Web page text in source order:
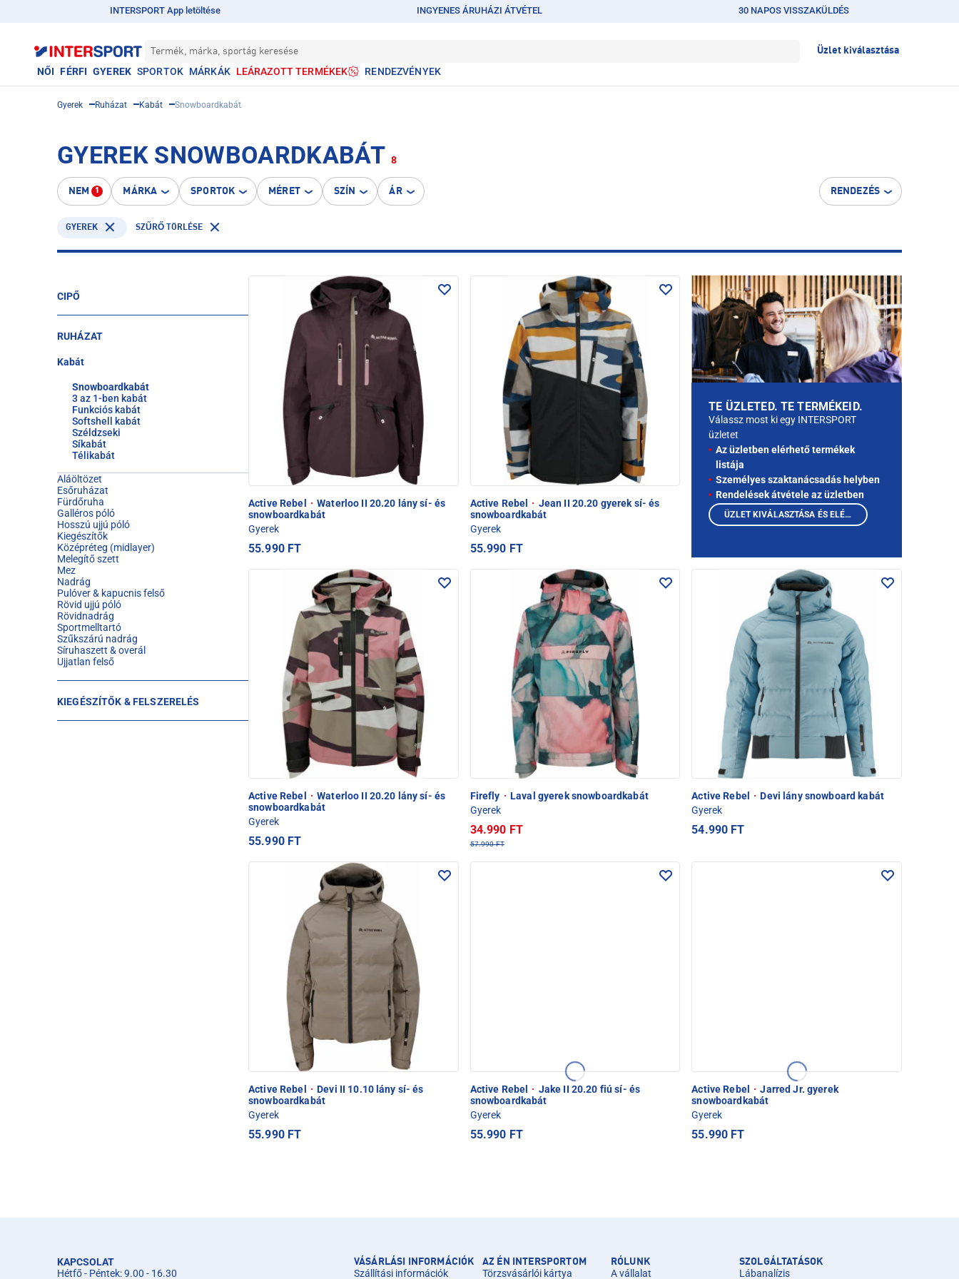
INTERSPORT App letöltése INGYENES ÁRUHÁZI ÁTVÉTEL 30 NAPOS VISSZAKÜLDÉS
Termék, márka, sportág keresése Üzlet kiválasztása
NŐI FÉRFI GYEREK SPORTOK MÁRKÁK LEÁRAZOTT TERMÉKEK RENDEZVÉNYEK
Gyerek Ruházat Kabát Snowboardkabát
GYEREK SNOWBOARDKABÁT 8
NEM 1 MÁRKA SPORTOK MÉRET SZÍN ÁR RENDEZÉS
GYEREK SZŰRŐ TÖRLÉSE
CIPŐ
RUHÁZAT
Kabát
Snowboardkabát
3 az 1-ben kabát
Funkciós kabát
Softshell kabát
Széldzseki
Síkabát
Télikabát
Aláöltözet
Esőruházat
Fürdőruha
Galléros póló
Hosszú ujjú póló
Kiegészítők
Középréteg (midlayer)
Melegítő szett
Mez
Nadrág
Pulóver & kapucnis felső
Rövid ujjú póló
Rövidnadrág
Sportmelltartó
Szűkszárú nadrág
Síruhaszett & overál
Ujjatlan felső
KIEGÉSZÍTŐK & FELSZERELÉS
Active Rebel · Waterloo II 20.20 lány sí- és
snowboardkabát
Gyerek
55.990 FT
Active Rebel · Jean II 20.20 gyerek sí- és
snowboardkabát
Gyerek
55.990 FT
Active Rebel · Waterloo II 20.20 lány sí- és
snowboardkabát
Gyerek
55.990 FT
Firefly · Laval gyerek snowboardkabát
Gyerek
34.990 FT
57.990 FT
Active Rebel · Devi lány snowboard kabát
Gyerek
54.990 FT
Active Rebel · Devi II 10.10 lány sí- és
snowboardkabát
Gyerek
55.990 FT
Active Rebel · Jake II 20.20 fiú sí- és
snowboardkabát
Gyerek
55.990 FT
Active Rebel · Jarred Jr. gyerek
snowboardkabát
Gyerek
55.990 FT
TE ÜZLETED. TE TERMÉKEID.
Válassz most ki egy INTERSPORT
üzletet
Az üzletben elérhető termékek
listája
Személyes szaktanácsadás helyben
Rendelések átvétele az üzletben
ÜZLET KIVÁLASZTÁSA ÉS ELÉRHETŐ TERMÉKEK MEGTEKINTÉSE
KAPCSOLAT
Hétfő - Péntek: 9.00 - 16.30
VÁSÁRLÁSI INFORMÁCIÓK
Szállítási információk
AZ ÉN INTERSPORTOM
Törzsvásárlói kártya
RÓLUNK
A vállalat
SZOLGÁLTATÁSOK
Lábanalízis